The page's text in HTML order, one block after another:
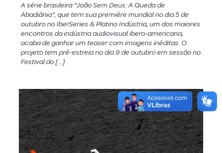
A série brasileira “João Sem Deus: A Queda de
Abadiânia”, que tem sua premiére mundial no dia 5 de
outubro no IberSeries & Platino Indústria, um dos maiores
encontros da indústria audiovisual ibero-americana,
acaba de ganhar um teaser com imagens inéditas. O
projeto tem pré-estreia no dia 9 de outubro em sessão no
Festival do […]